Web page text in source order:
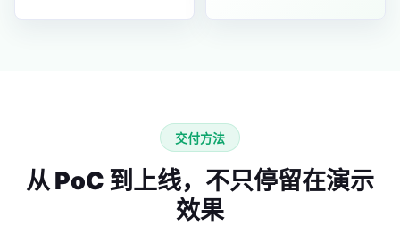
交付方法
从 PoC 到上线，不只停留在演示
效果